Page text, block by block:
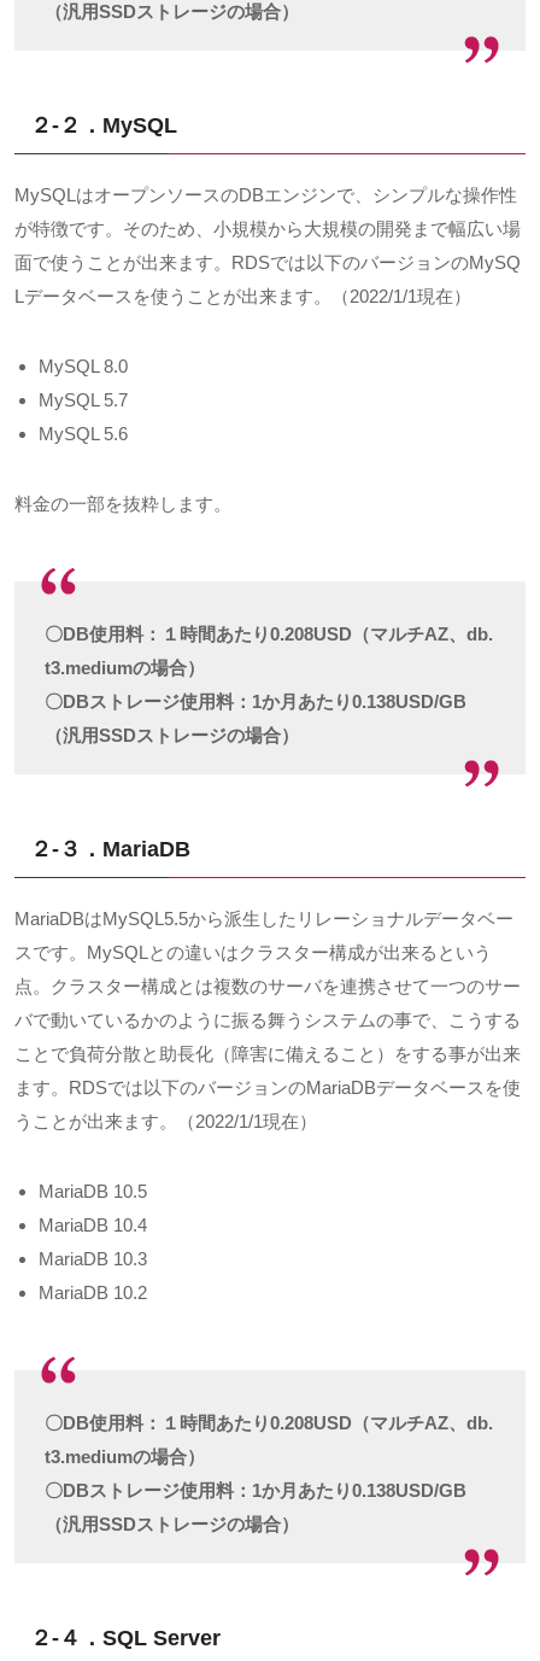
（汎用SSDストレージの場合）
２-２．MySQL
MySQLはオープンソースのDBエンジンで、シンプルな操作性
が特徴です。そのため、小規模から大規模の開発まで幅広い場
面で使うことが出来ます。
RDSでは以下のバージョンのMySQ
Lデータベースを使うことが出来ます。（2022/1/1現在）
MySQL 8.0
MySQL 5.7
MySQL 5.6
料金の一部を抜粋します。
〇DB使用料：１時間あたり0.208USD（マルチAZ、db.
t3.mediumの場合）
〇DBストレージ使用料：1か月あたり0.138USD/GB
（汎用SSDストレージの場合）
２-３．MariaDB
MariaDBはMySQL5.5から派生したリレーショナルデータベー
スです。
MySQLとの違いはクラスター構成が出来るという
点。クラスター構成とは複数のサーバを連携させて一つのサー
バで動いているかのように振る舞うシステムの事で、こうする
ことで負荷分散と助長化（障害に備えること）をする事が出来
ます。
RDSでは以下のバージョンのMariaDBデータベースを使
うことが出来ます。（2022/1/1現在）
MariaDB 10.5
MariaDB 10.4
MariaDB 10.3
MariaDB 10.2
〇DB使用料：１時間あたり0.208USD（マルチAZ、db.
t3.mediumの場合）
〇DBストレージ使用料：1か月あたり0.138USD/GB
（汎用SSDストレージの場合）
２-４．SQL Server